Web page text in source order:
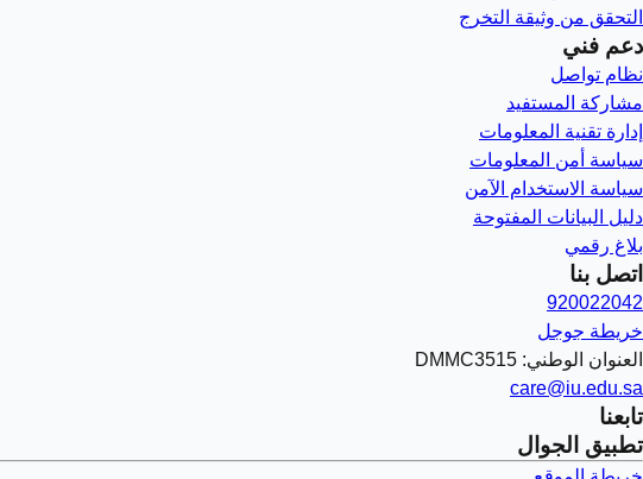
التحقق من وثيقة التخرج
دعم فني
نظام تواصل
مشاركة المستفيد
إدارة تقنية المعلومات
سياسة أمن المعلومات
سياسة الاستخدام الآمن
دليل البيانات المفتوحة
بلاغ رقمي
اتصل بنا
920022042
خريطة جوجل
العنوان الوطني: DMMC3515
care@iu.edu.sa
تابعنا
تطبيق الجوال